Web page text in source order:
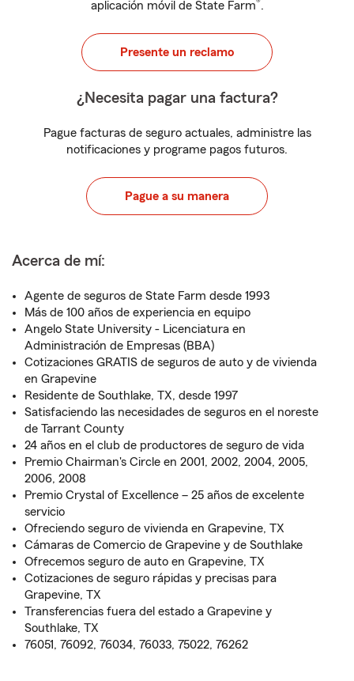
aplicación móvil de State Farm .
Presente un reclamo
¿Necesita pagar una factura?
Pague facturas de seguro actuales, administre las
notificaciones y programe pagos futuros.
Pague a su manera
Acerca de mí:
Agente de seguros de State Farm desde 1993
Más de 100 años de experiencia en equipo
Angelo State University - Licenciatura en
Administración de Empresas (BBA)
Cotizaciones GRATIS de seguros de auto y de vivienda
en Grapevine
Residente de Southlake, TX, desde 1997
Satisfaciendo las necesidades de seguros en el noreste
de Tarrant County
24 años en el club de productores de seguro de vida
Premio Chairman's Circle en 2001, 2002, 2004, 2005,
2006, 2008
Premio Crystal of Excellence – 25 años de excelente
servicio
Ofreciendo seguro de vivienda en Grapevine, TX
Cámaras de Comercio de Grapevine y de Southlake
Ofrecemos seguro de auto en Grapevine, TX
Cotizaciones de seguro rápidas y precisas para
Grapevine, TX
Transferencias fuera del estado a Grapevine y
Southlake, TX
76051, 76092, 76034, 76033, 75022, 76262